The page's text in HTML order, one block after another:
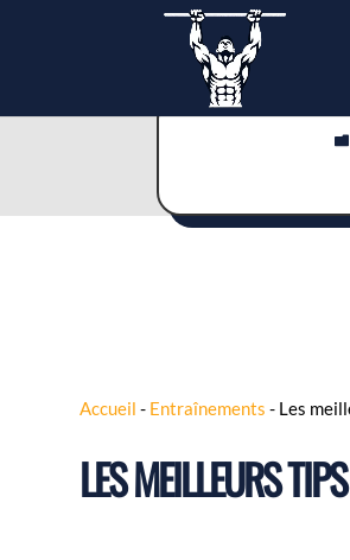

Accueil - Entraînements - Les
LES MEILLEURS